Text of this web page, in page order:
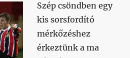
Szép csöndben egy
kis sorsfordító
mérkőzéshez
érkeztünk a ma